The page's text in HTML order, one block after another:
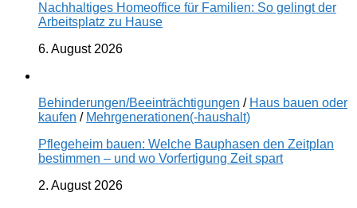
Nachhaltiges Homeoffice für Familien: So gelingt der
Arbeitsplatz zu Hause
6. August 2026
Behinderungen/Beeinträchtigungen / Haus bauen oder
kaufen / Mehrgenerationen(-haushalt)
Pflegeheim bauen: Welche Bauphasen den Zeitplan
bestimmen – und wo Vorfertigung Zeit spart
2. August 2026